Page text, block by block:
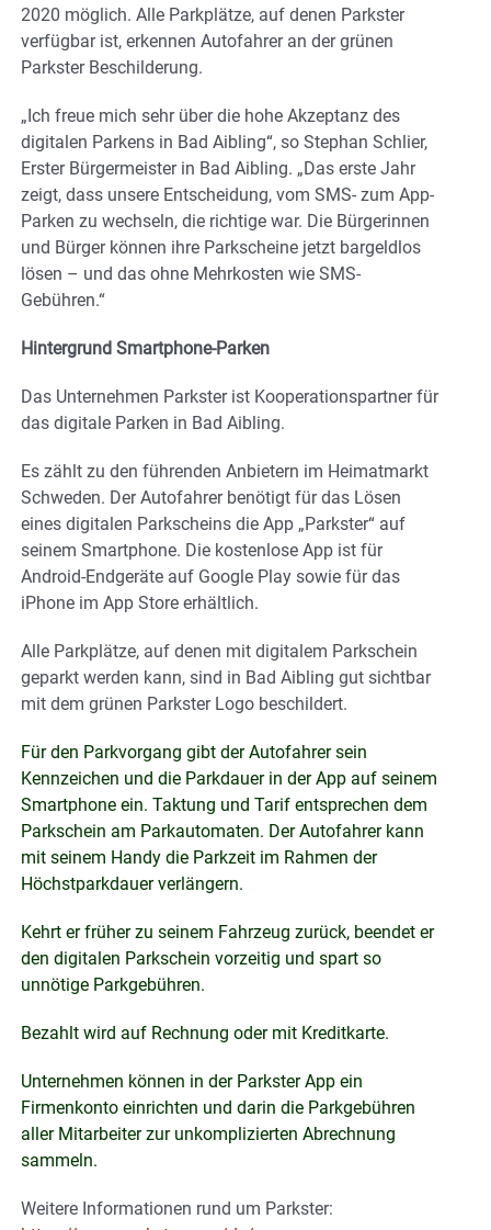
2020 möglich. Alle Parkplätze, auf denen Parkster
verfügbar ist, erkennen Autofahrer an der grünen
Parkster Beschilderung.
„Ich freue mich sehr über die hohe Akzeptanz des
digitalen Parkens in Bad Aibling“, so Stephan Schlier,
Erster Bürgermeister in Bad Aibling. „Das erste Jahr
zeigt, dass unsere Entscheidung, vom SMS- zum App-
Parken zu wechseln, die richtige war. Die Bürgerinnen
und Bürger können ihre Parkscheine jetzt bargeldlos
lösen – und das ohne Mehrkosten wie SMS-
Gebühren.“
Hintergrund Smartphone-Parken
Das Unternehmen Parkster ist Kooperationspartner für
das digitale Parken in Bad Aibling.
Es zählt zu den führenden Anbietern im Heimatmarkt
Schweden. Der Autofahrer benötigt für das Lösen
eines digitalen Parkscheins die App „Parkster“ auf
seinem Smartphone. Die kostenlose App ist für
Android-Endgeräte auf Google Play sowie für das
iPhone im App Store erhältlich.
Alle Parkplätze, auf denen mit digitalem Parkschein
geparkt werden kann, sind in Bad Aibling gut sichtbar
mit dem grünen Parkster Logo beschildert.
Für den Parkvorgang gibt der Autofahrer sein
Kennzeichen und die Parkdauer in der App auf seinem
Smartphone ein. Taktung und Tarif entsprechen dem
Parkschein am Parkautomaten. Der Autofahrer kann
mit seinem Handy die Parkzeit im Rahmen der
Höchstparkdauer verlängern.
Kehrt er früher zu seinem Fahrzeug zurück, beendet er
den digitalen Parkschein vorzeitig und spart so
unnötige Parkgebühren.
Bezahlt wird auf Rechnung oder mit Kreditkarte.
Unternehmen können in der Parkster App ein
Firmenkonto einrichten und darin die Parkgebühren
aller Mitarbeiter zur unkomplizierten Abrechnung
sammeln.
Weitere Informationen rund um Parkster: